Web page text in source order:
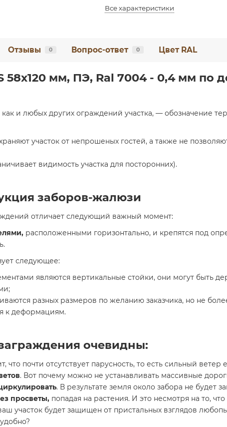
Все характеристики
Отзывы 0 Вопрос-ответ 0 Цвет RAL
58х120 мм, ПЭ, Ral 7004 - 0,4 мм по
как и любых других ограждений участка, — обозначение
участок от непрошеных гостей, а также не
видимость участка для посторонних).
заборов-жалюзи
отличает следующий важный момент:
расположенными горизонтально, и крепятся под
следующее:
являются вертикальные стойки, они могут быть
разных размеров по желанию заказчика, но не
к деформациям.
очевидны:
что почти отсутствует парусность, то есть сильный
. Вот почему можно не устанавливать массивные
. В результате земля около забора не будет
просветы, попадая на растения. И это несмотря на то,
участок будет защищен от пристальных взглядов